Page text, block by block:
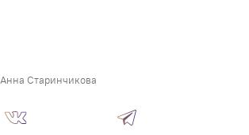
Анна Старинчикова